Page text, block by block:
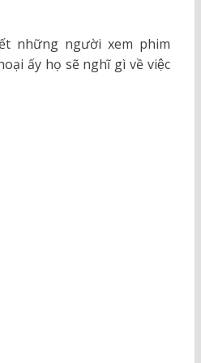
những người xem phim
ấy họ sẽ nghĩ gì về việc